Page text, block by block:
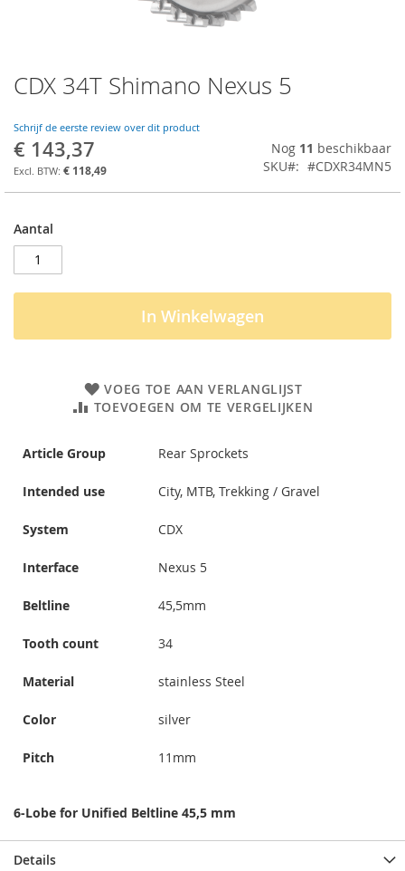
CDX 34T Shimano Nexus 5
Schrijf de eerste review over dit product
€ 143,37
€ 118,49
Nog 11 beschikbaar
SKU
#CDXR34MN5
Aantal
In Winkelwagen
VOEG TOE AAN VERLANGLIJST
TOEVOEGEN OM TE VERGELIJKEN
Article Group Rear Sprockets
Intended use City, MTB, Trekking / Gravel
System CDX
Interface Nexus 5
Beltline 45,5mm
Tooth count 34
Material stainless Steel
Color silver
Pitch 11mm
6-Lobe for Unified Beltline 45,5 mm
Ga
naar
begin
van
de
afbeeldingen-
Details